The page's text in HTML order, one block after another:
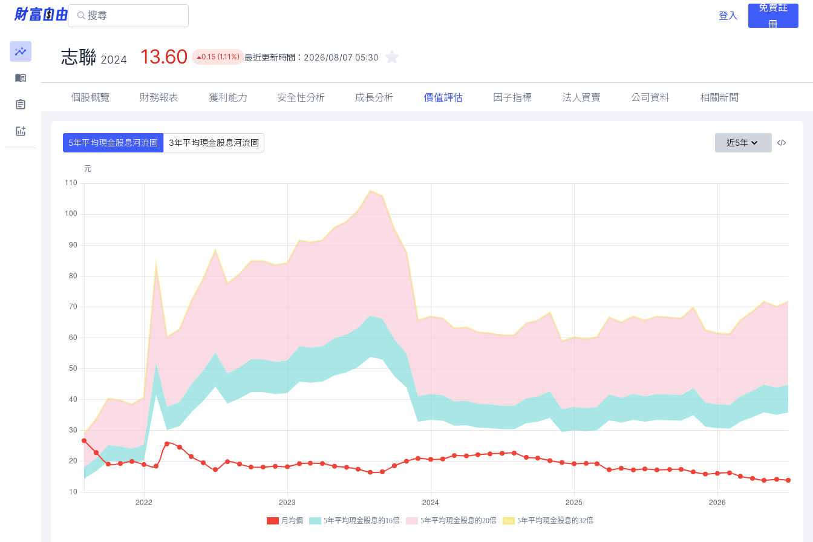
登入
免費註
冊
志聯 2024 13.60 0.15 (1.11%) 最近更新時間： 2026/08/07 05:30
個股概覽 財務報表 獲利能力 安全性分析 成長分析 價值評估 因子指標 法人買賣 公司資料 相關新聞
5年平均現金股息河流圖 3年平均現金股息河流圖 近5年
月均價 5年平均現金股息的16倍 5年平均現金股息的20倍 5年平均現金股息的32倍